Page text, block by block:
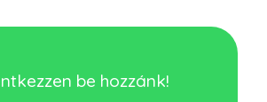
be hozzánk!